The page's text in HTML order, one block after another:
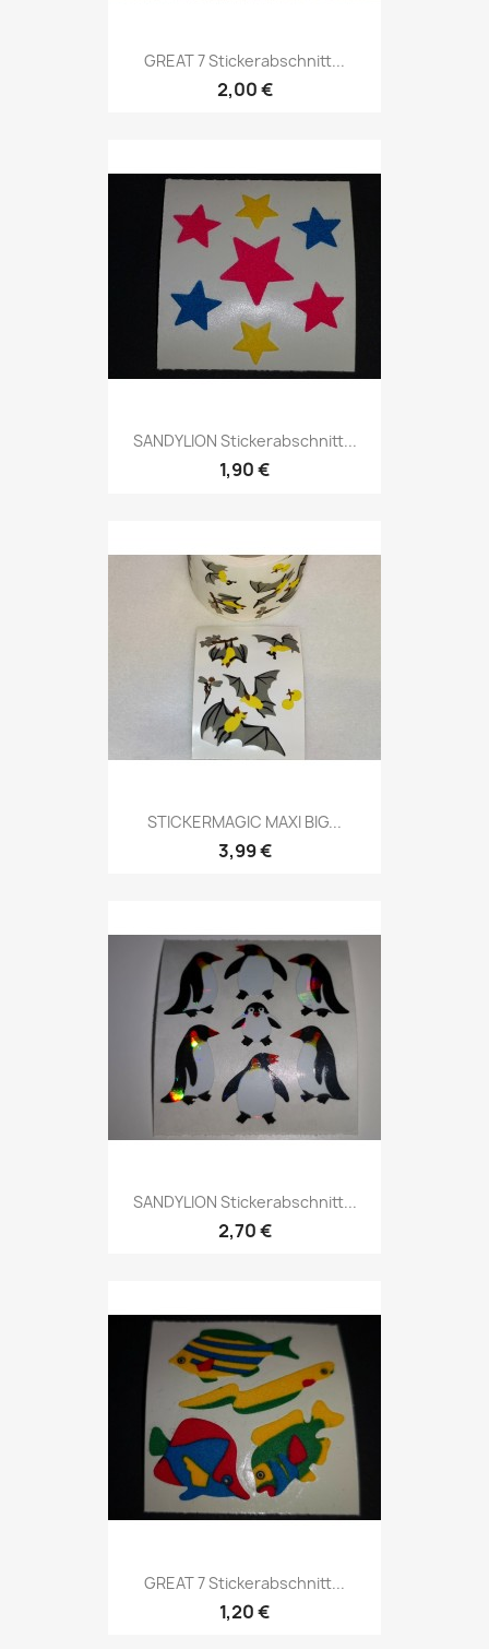
GREAT 7 Stickerabschnitt...
2,00 €
SANDYLION Stickerabschnitt...
1,90 €
STICKERMAGIC MAXI BIG...
3,99 €
SANDYLION Stickerabschnitt...
2,70 €
GREAT 7 Stickerabschnitt...
1,20 €